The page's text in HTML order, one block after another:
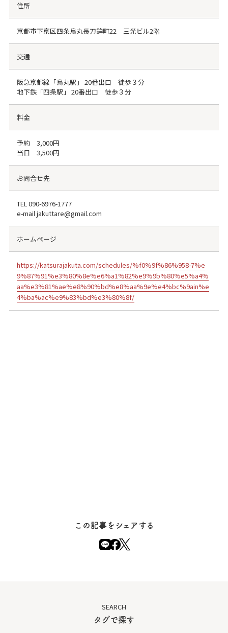
住所
京都市下京区四条烏丸長刀鉾町22 三光ビル2階
交通
阪急京都線「烏丸駅」 20番出口 徒歩３分
地下鉄「四条駅」 20番出口 徒歩３分
料金
予約 3,000円
当日 3,500円
お問合せ先
TEL090-6976-1777
e-mail jakuttare@gmail.com
ホームページ
https://katsurajakuta.com/schedules/%f0%9f%86%958-7%e
9%87%91%e3%80%8e%e6%a1%82%e9%9b%80%e5%a4%
aa%e3%81%ae%e8%90%bd%e8%aa%9e%e4%bc%9ain%e
4%ba%ac%e9%83%bd%e3%80%8f/
この記事をシェアする
SEARCH
タグで探す